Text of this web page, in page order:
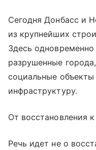
Сегодня Донбасс и
из крупнейших
Здесь
разрушенные
социальные
инфраструктуру.
От восстановления
Речь идет не о